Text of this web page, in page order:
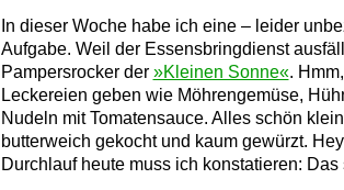
In dieser Woche habe ich eine – leider
Aufgabe. Weil der Essensbringdienst
Pampersrocker der »Kleinen Sonne«.
Leckereien geben wie Möhrengemüse,
Nudeln mit Tomatensauce. Alles schön
butterweich gekocht und kaum gewürzt.
Durchlauf heute muss ich konstatieren: Das